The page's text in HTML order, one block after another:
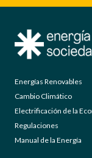
Energías Renovables
Cambio Climático
Electrificación de la
Regulaciones
Manual de la Energía